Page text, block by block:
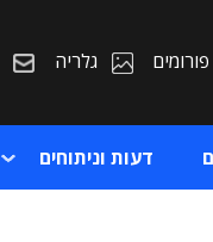
פורומים גלריה
דעות וניתוחים